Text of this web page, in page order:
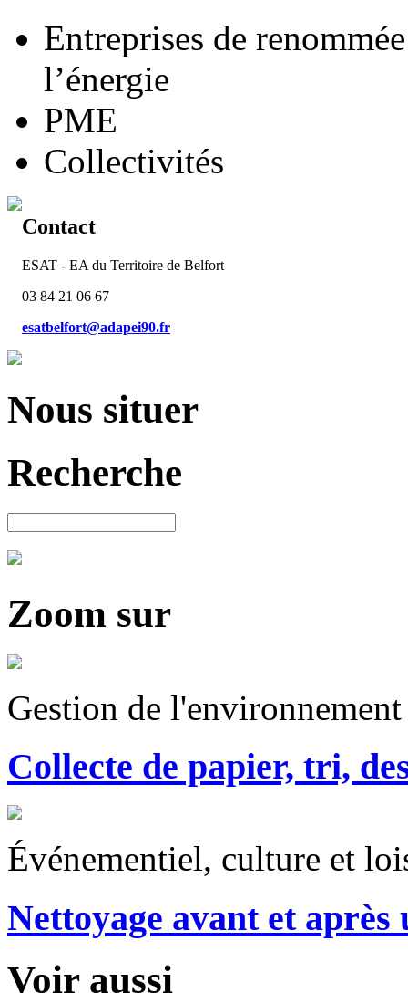
Entreprises de
l’énergie
PME
Collectivités
Contact
ESAT - EA du Territoire de Belfort
03 84 21 06 67
esatbelfort@adapei90.fr
Nous situer
Recherche
Zoom sur
Gestion de l'environnement
Collecte de papier, tri,
Événementiel, culture et
Nettoyage avant et
Voir aussi